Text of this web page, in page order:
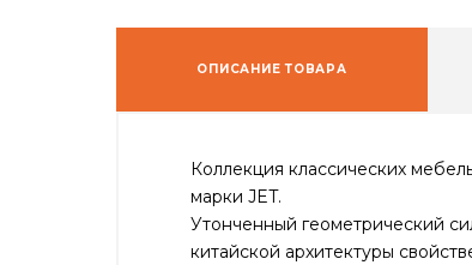
ОПИСАНИЕ ТОВАРА
Коллекция классических
марки JET.
Утонченный геометрический
китайской архитектуры